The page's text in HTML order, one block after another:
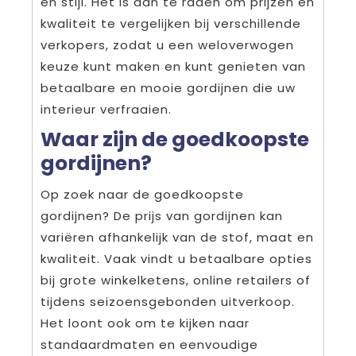
kwaliteit te vergelijken bij verschillende
verkopers, zodat u een weloverwogen
keuze kunt maken en kunt genieten van
betaalbare en mooie gordijnen die uw
interieur verfraaien.
Waar zijn de goedkoopste
gordijnen?
Op zoek naar de goedkoopste
gordijnen? De prijs van gordijnen kan
variëren afhankelijk van de stof, maat en
kwaliteit. Vaak vindt u betaalbare opties
bij grote winkelketens, online retailers of
tijdens seizoensgebonden uitverkoop.
Het loont ook om te kijken naar
standaardmaten en eenvoudige